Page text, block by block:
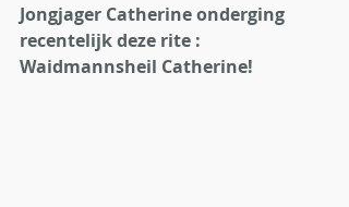
Jongjager Catherine onderging
recentelijk deze rite :
Waidmannsheil Catherine!